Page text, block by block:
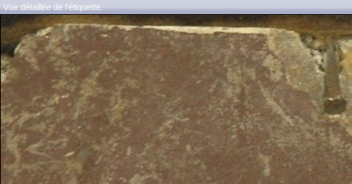
Vue détaillée de l’étiquette.